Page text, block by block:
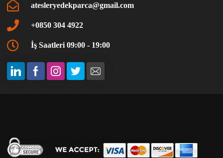
atesleryedekparca@gmail.com
+0850 304 4922
İş Saatleri 09:00 - 19:00